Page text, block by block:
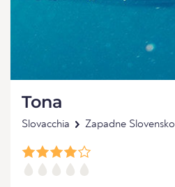
Tona
Slovacchia Zapadne Slovensko